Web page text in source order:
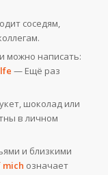
соседям,
можно написать:
— Ещё раз
шоколад или
в личном
и близкими
mich означает